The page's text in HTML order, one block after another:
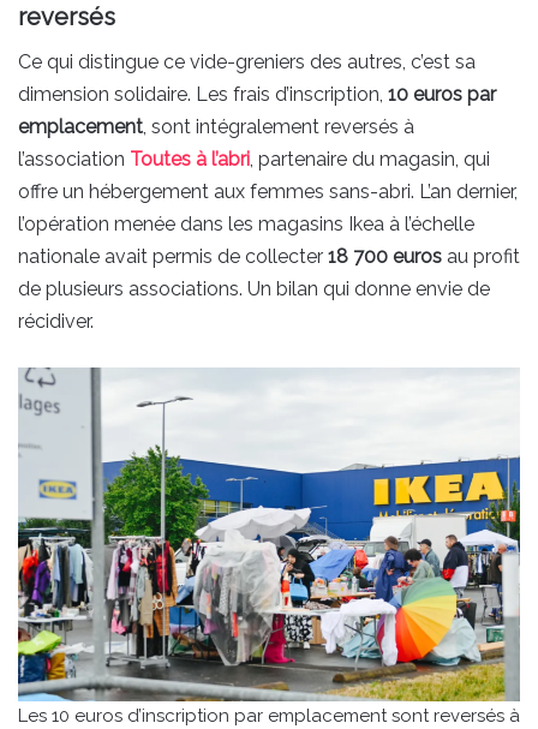
reversés
Ce qui distingue ce vide-greniers des autres, c’est sa
dimension solidaire. Les frais d’inscription, 10 euros par
emplacement, sont intégralement reversés à
l’association Toutes à l’abri, partenaire du magasin, qui
offre un hébergement aux femmes sans-abri. L’an dernier,
l’opération menée dans les magasins Ikea à l’échelle
nationale avait permis de collecter 18 700 euros au profit
de plusieurs associations. Un bilan qui donne envie de
récidiver.
Les 10 euros d’inscription par emplacement sont reversés à